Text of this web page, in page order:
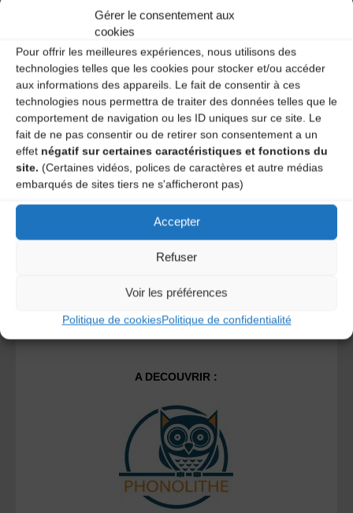
Gérer le consentement aux
cookies
Pour offrir les meilleures expériences, nous utilisons des
technologies telles que les cookies pour stocker et/ou accéder
aux informations des appareils. Le fait de consentir à ces
technologies nous permettra de traiter des données telles que le
comportement de navigation ou les ID uniques sur ce site. Le
fait de ne pas consentir ou de retirer son consentement a un
effet négatif sur certaines caractéristiques et fonctions du
site. (Certaines vidéos, polices de caractères et autre médias
embarqués de sites tiers ne s'afficheront pas)
Accepter
Refuser
Voir les préférences
Politique de cookiesPolitique de confidentialité
Save my name, email, and site URL in my browser for next
time I post a comment.
Ce site utilise Akismet pour réduire les indésirables.
A DECOUVRIR :